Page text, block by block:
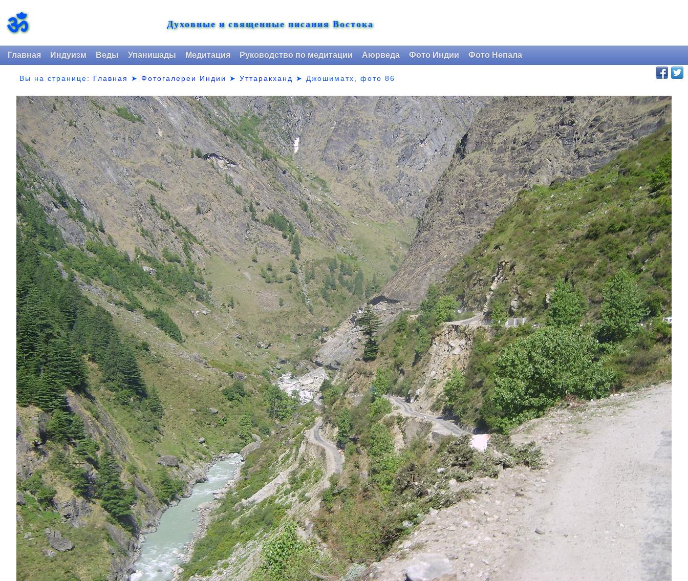
ॐ Духовные и священные писания Востока
Главная Индуизм Веды Упанишады Медитация Руководство по медитации Аюрведа Фото Индии Фото Непала
Вы на странице: Главная ➤Фотогалереи Индии ➤Уттаракханд ➤ Джошиматх, фото 86